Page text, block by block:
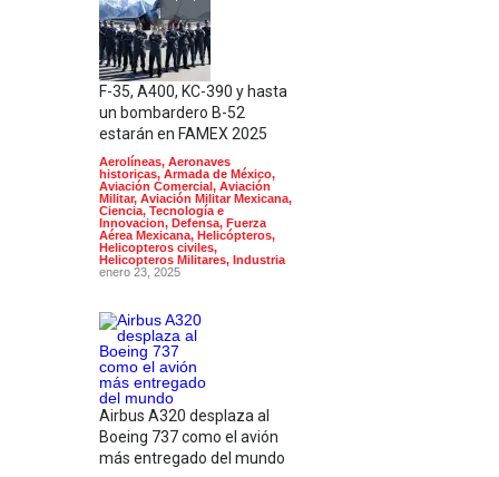
F-35, A400, KC-390 y hasta
un bombardero B-52
estarán en FAMEX 2025
Aerolíneas, Aeronaves
historicas, Armada de México,
Aviación Comercial, Aviación
Militar, Aviación Militar Mexicana,
Ciencia, Tecnología e
Innovacion, Defensa, Fuerza
Aérea Mexicana, Helicópteros,
Helicopteros civiles,
Helicopteros Militares, Industria
enero 23, 2025
Airbus A320 desplaza al
Boeing 737 como el avión
más entregado del mundo